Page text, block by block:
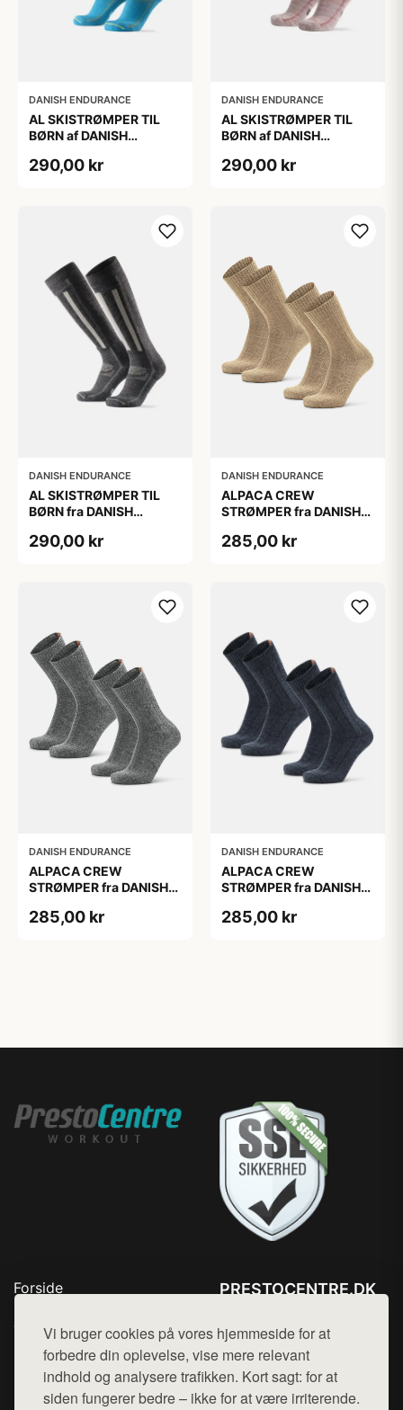
Vi bruger cookies på vores hjemmeside for at
forbedre din oplevelse, vise mere relevant
indhold og analysere trafikken. Kort sagt: for at
siden fungerer bedre – ikke for at være irriterende.
DANISH ENDURANCE
AL SKISTRØMPER TIL
BØRN af DANISH
35-38
290,00 kr
DANISH ENDURANCE
AL SKISTRØMPER TIL
BØRN af DANISH
Lysegrå/Lyserød, 35-38
290,00 kr
DANISH ENDURANCE
AL SKISTRØMPER TIL
BØRN fra DANISH
Mørkegrå/Lysegrå, 35-
290,00 kr
DANISH ENDURANCE
ALPACA CREW
STRØMPER fra DANISH
38, Varm og åndbar
285,00 kr
DANISH ENDURANCE
ALPACA CREW
STRØMPER fra DANISH
38, Varm og åndbar
285,00 kr
DANISH ENDURANCE
ALPACA CREW
STRØMPER fra DANISH
38, Varm og åndbar
285,00 kr
Forside
Top Rabatter
Kontakt
PRESTOCENTRE.DK
Mail: hej@want.dk
Cookie- og privatlivspolitik